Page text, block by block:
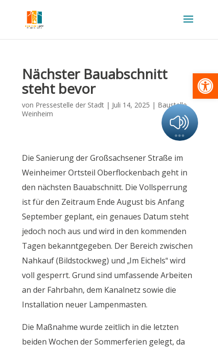
Nächster Bauabschnitt
steht bevor
von Pressestelle der Stadt| Juli 14, 2025 | Baustelle,
Weinheim
Die Sanierung der Großsachsener Straße im
Weinheimer Ortsteil Oberflockenbach geht in
den nächsten Bauabschnitt. Die Vollsperrung
ist für den Zeitraum Ende August bis Anfang
September geplant, ein genaues Datum steht
jedoch noch aus und wird in den kommenden
Tagen bekanntgegeben. Der Bereich zwischen
Nahkauf (Bildstockweg) und „Im Eichels“ wird
voll gesperrt. Grund sind umfassende Arbeiten
an der Fahrbahn, dem Kanalnetz sowie die
Installation neuer Lampenmasten.
Die Maßnahme wurde zeitlich in die letzten
beiden Wochen der Sommerferien gelegt, da